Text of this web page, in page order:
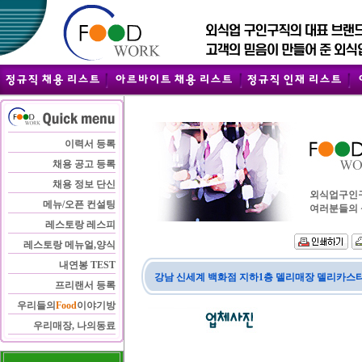
이력서 등록
채용 공고 등록
채용 정보 단신
메뉴/오픈 컨설팅
레스토랑 레스피
레스토랑 메뉴얼,양식
내연봉 TEST
프리랜서 등록
우리들의 Food이야기방
우리매장, 나의동료
외식업구인
여러분들의
강남 신세계 백화점 지하1층 델리매장 델리카스